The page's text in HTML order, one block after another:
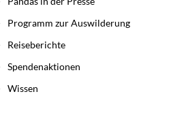
Programm zur Auswilderung
Reiseberichte
Spendenaktionen
Wissen